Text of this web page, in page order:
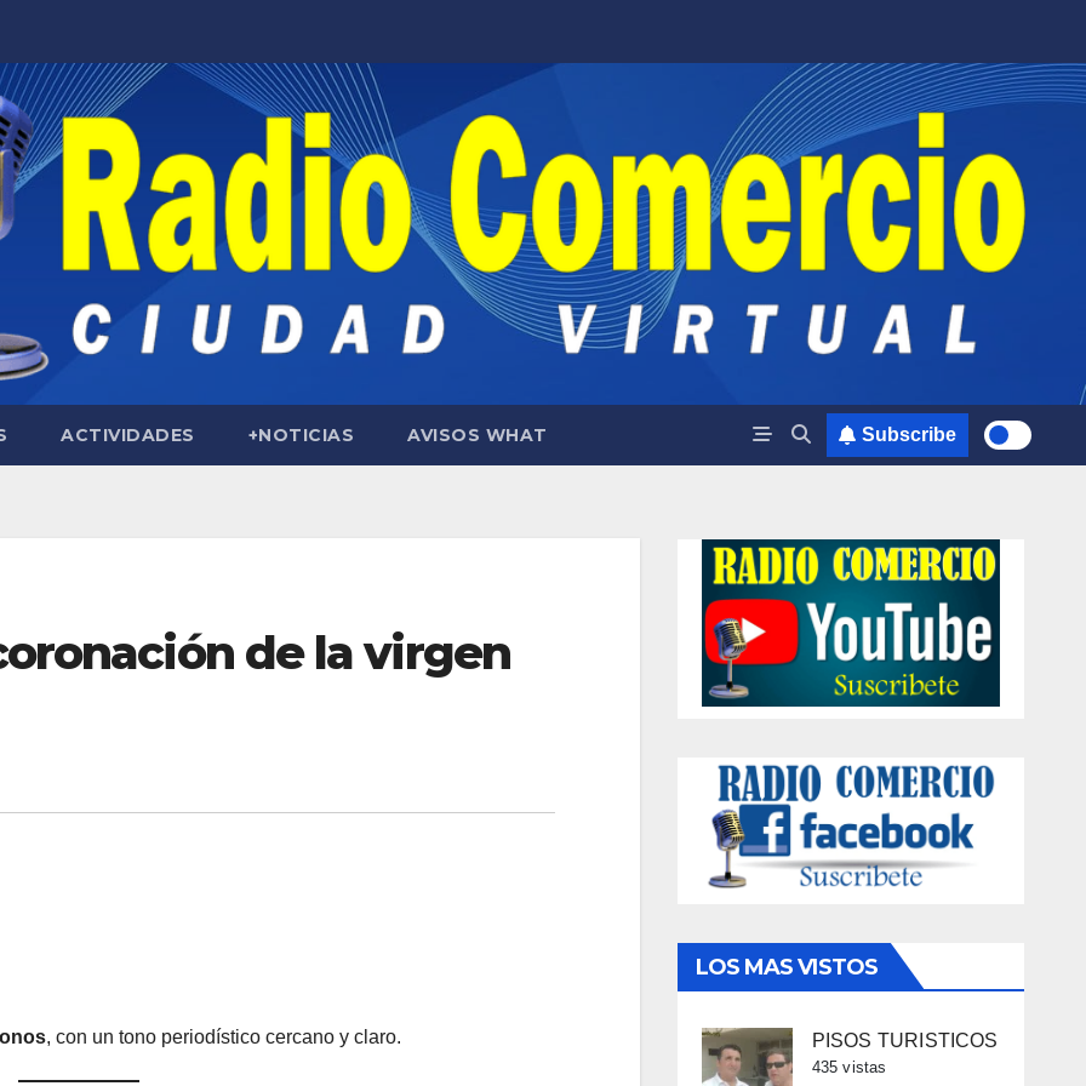
ACTIVIDADES +NOTICIAS AVISOS WHAT Subscribe
de la virgen
, con un tono periodístico cercano y claro.
LOS MAS VISTOS
PISOS TURISTICOS
435 vistas